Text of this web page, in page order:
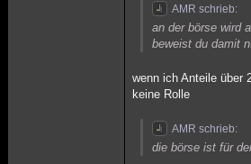
AMR schrieb:
an der börse wird
beweist du damit
wenn ich Anteile über
keine Rolle
AMR schrieb:
die börse ist für